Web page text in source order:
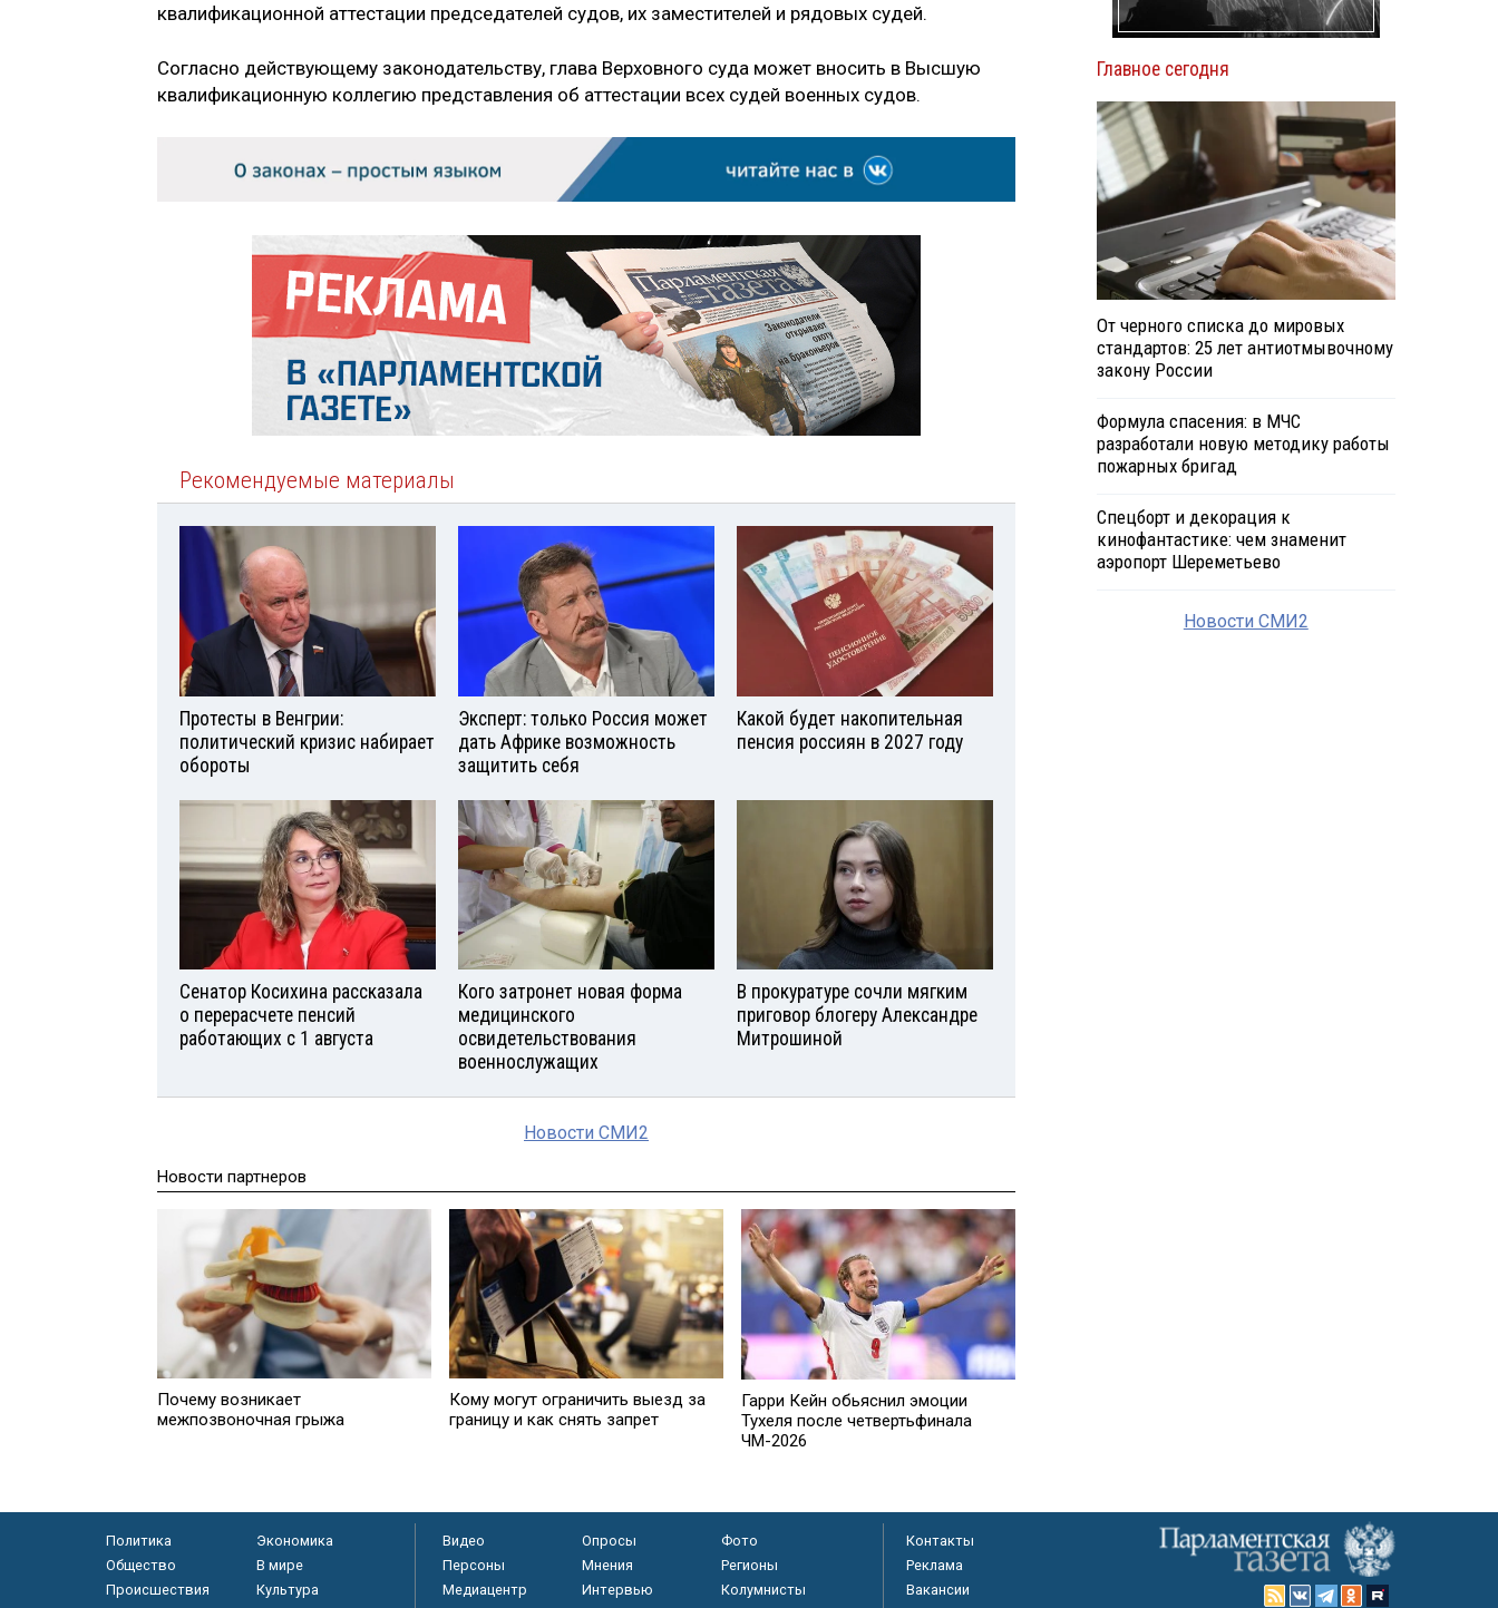
квалификационной аттестации председателей судов, их заместителей и рядовых судей.
Согласно действующему законодательству, глава Верховного суда может вносить в Высшую
квалификационную коллегию представления об аттестации всех судей военных судов.
Рекомендуемые материалы
Протесты в Венгрии:
политический кризис набирает
обороты
Эксперт: только Россия может
дать Африке возможность
защитить себя
Какой будет накопительная
пенсия россиян в 2027 году
Сенатор Косихина рассказала
о перерасчете пенсий
работающих с 1 августа
Кого затронет новая форма
медицинского
освидетельствования
военнослужащих
В прокуратуре сочли мягким
приговор блогеру Александре
Митрошиной
Новости СМИ2
Новости партнеров
Почему возникает
межпозвоночная грыжа
Кому могут ограничить выезд за
границу и как снять запрет
Гарри Кейн обьяснил эмоции
Тухеля после четвертьфинала
ЧМ-2026
Главное сегодня
От черного списка до мировых
стандартов: 25 лет антиотмывочному
закону России
Формула спасения: в МЧС
разработали новую методику работы
пожарных бригад
Спецборт и декорация к
кинофантастике: чем знаменит
аэропорт Шереметьево
Новости СМИ2
Политика
Экономика
Общество
В мире
Происшествия
Культура
Видео Опросы
Фото
Персоны
Мнения
Регионы
Медиацентр
Интервью Колумнисты
Контакты
Реклама
Вакансии